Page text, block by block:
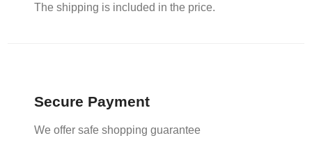
The shipping is included in the price.
Secure Payment
We offer safe shopping guarantee